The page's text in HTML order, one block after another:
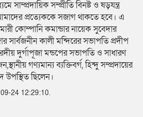
সাম্প্রদায়িক সম্প্রীতি বিনষ্ট ও ষড়যন্ত্র
প্রত্যেককে সজাগ থাকতে হবে। এ
কোম্পানি কমান্ডার নায়েক সুবেদার
সার্বজনীন কালী মন্দিরের সভাপতি প্রদীপ
দুর্গাপূজা মন্ডপের সভাপতি ও সাধারণ
গণ্যমান্য ব্যক্তিবর্গ, হিন্দু সম্প্রদায়ের
উপস্থিত ছিলেন।
24 12:29:10.